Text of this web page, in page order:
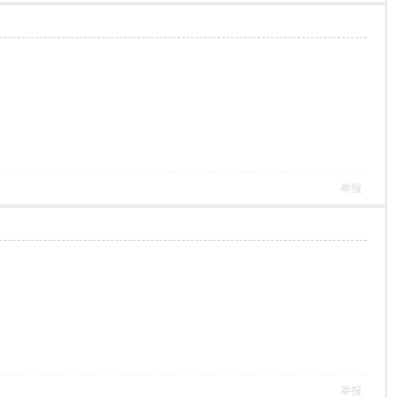
举报
举报